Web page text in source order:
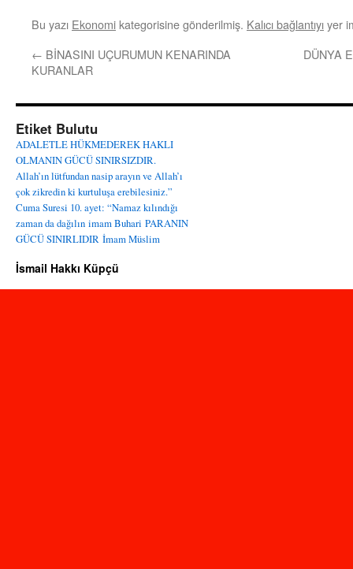
Bu yazı Ekonomi kategorisine gönderilmiş. Kalıcı bağlantıyıyer
← BİNASINI UÇURUMUN KENARINDA
KURANLAR
DÜNYA
Etiket Bulutu
ADALETLE HÜKMEDEREK HAKLI
OLMANIN GÜCÜ SINIRSIZDIR.
Allah’ın lütfundan nasip arayın ve Allah’ı
çok zikredin ki kurtuluşa erebilesiniz.”
Cuma Suresi 10. ayet: “Namaz kılındığı
zaman da dağılın imam Buhari PARANIN
GÜCÜ SINIRLIDIR İmam Müslim
İsmail Hakkı Küpçü